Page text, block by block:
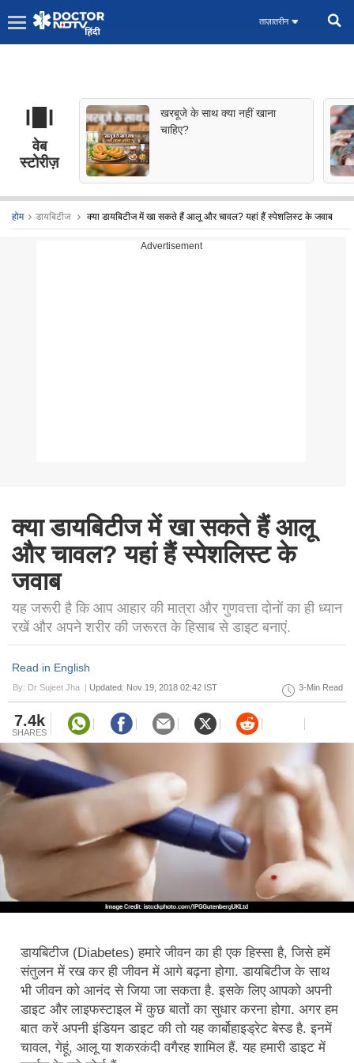
ताज़ातरीन
वेब
स्टोरीज़
खरबूजे के साथ क्या नहीं खाना
चाहिए?
होम डायबिटीज क्या डायबिटीज में खा सकते हैं आलू और चावल? यहां हैं स्पेशलिस्ट के जवाब
Advertisement
क्या डायबिटीज में खा सकते हैं आलू
और चावल? यहां हैं स्पेशलिस्ट के
जवाब
यह जरूरी है कि आप आहार की मात्रा और गुणवत्ता दोनों का ही ध्यान
रखें और अपने शरीर की जरूरत के हिसाब से डाइट बनाएं.
Read in English
By: Dr Sujeet Jha | Updated: Nov 19, 2018 02:42 IST 3-Min Read
7.4k
SHARES
डायबिटीज (Diabetes) हमारे जीवन का ही एक हिस्सा है, जिसे हमें
संतुलन में रख कर ही जीवन में आगे बढ़ना होगा. डायबिटीज के साथ
भी जीवन को आनंद से जिया जा सकता है. इसके लिए आपको अपनी
डाइट और लाइफस्टाइल में कुछ बातों का सुधार करना होगा. अगर हम
बात करें अपनी इंडियन डाइट की तो यह कार्बोहाइड्रेट बेस्ड है. इनमें
चावल, गेहूं, आलू या शकरकंदी वगैरह शामिल हैं. यह हमारी डाइट में